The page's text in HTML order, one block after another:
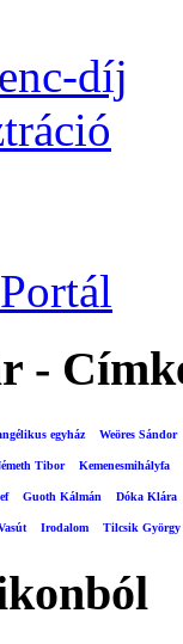
díj
-
egyház Weöres Sándor
Tibor Kemenesmihályfa
Guoth Kálmán Dóka Klára
Irodalom Tilcsik György